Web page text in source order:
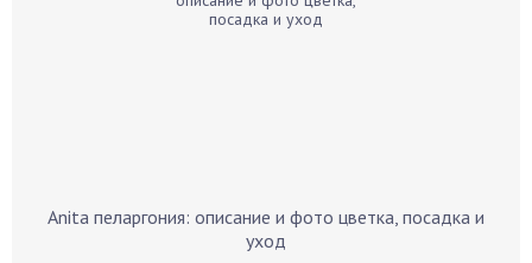
Anita пеларгония: описание и фото цветка, посадка и
уход